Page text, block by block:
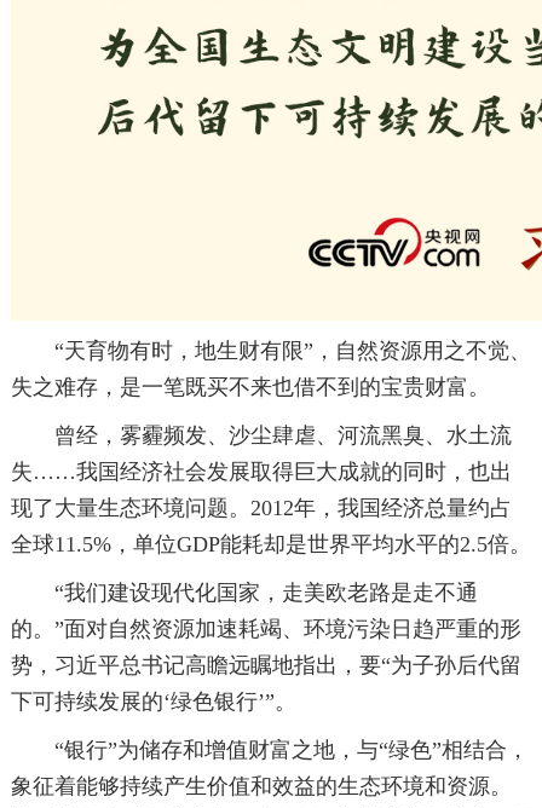
“天育物有时，地生财有限”，自然资源用之不觉、
失之难存，是一笔既买不来也借不到的宝贵财富。
曾经，雾霾频发、沙尘肆虐、河流黑臭、水土流
失……我国经济社会发展取得巨大成就的同时，也出
现了大量生态环境问题。2012年，我国经济总量约占
全球11.5%，单位GDP能耗却是世界平均水平的2.5倍。
“我们建设现代化国家，走美欧老路是走不通
的。”面对自然资源加速耗竭、环境污染日趋严重的形
势，习近平总书记高瞻远瞩地指出，要“为子孙后代留
下可持续发展的‘绿色银行’”。
“银行”为储存和增值财富之地，与“绿色”相结合，
象征着能够持续产生价值和效益的生态环境和资源。